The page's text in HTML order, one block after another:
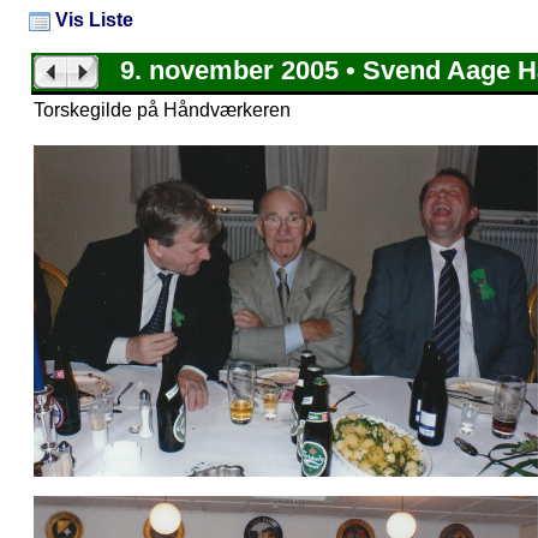
Vis Liste
9. november 2005 • Svend Aage
Torskegilde på Håndværkeren